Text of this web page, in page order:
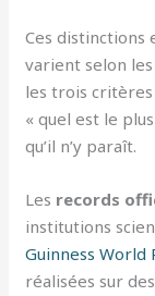
Ces distinctions
varient selon
les trois
« quel est le
qu’il n’y paraît.
Les records
institutions
Guinness World
réalisées sur